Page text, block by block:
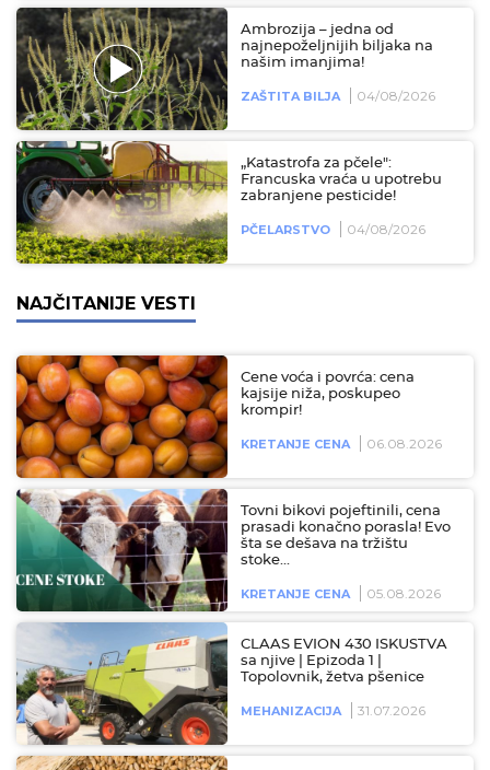
Ambrozija – jedna od
najnepoželjnijih biljaka na
našim imanjima!
ZAŠTITA BILJA 04/08/2026
„Katastrofa za pčele":
Francuska vraća u upotrebu
zabranjene pesticide!
PČELARSTVO 04/08/2026
NAJČITANIJE VESTI
Cene voća i povrća: cena
kajsije niža, poskupeo
krompir!
KRETANJE CENA 06.08.2026
Tovni bikovi pojeftinili, cena
prasadi konačno porasla! Evo
šta se dešava na tržištu
stoke…
KRETANJE CENA 05.08.2026
CLAAS EVION 430 ISKUSTVA
sa njive | Epizoda 1 |
Topolovnik, žetva pšenice
MEHANIZACIJA 31.07.2026